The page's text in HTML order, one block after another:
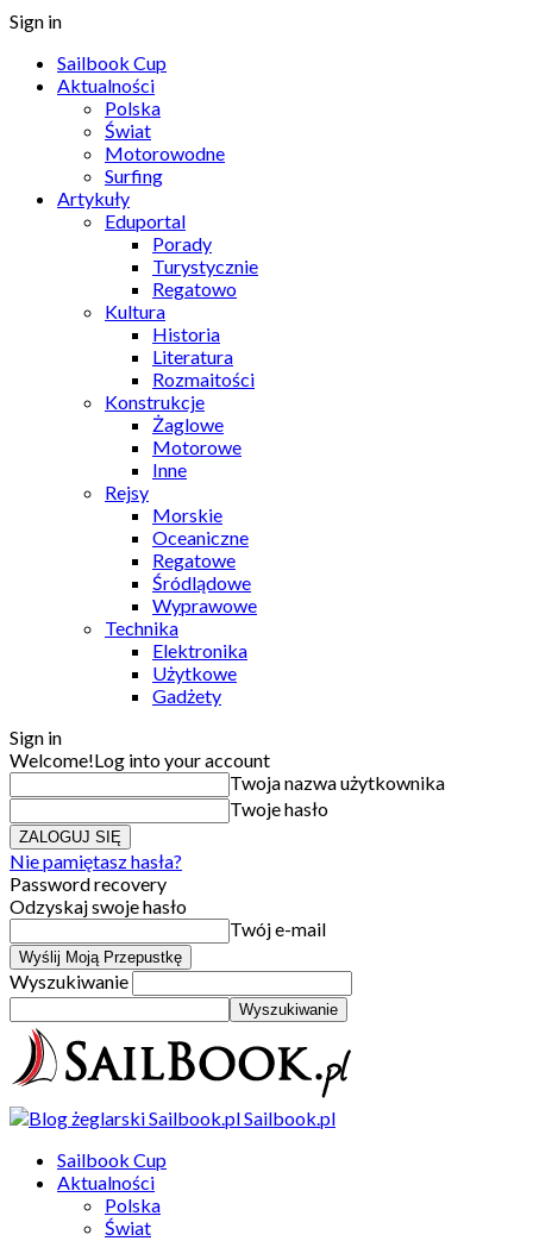
Sign in
Sailbook Cup
Aktualności
Polska
Świat
Motorowodne
Surfing
Artykuły
Eduportal
Porady
Turystycznie
Regatowo
Kultura
Historia
Literatura
Rozmaitości
Konstrukcje
Żaglowe
Motorowe
Inne
Rejsy
Morskie
Oceaniczne
Regatowe
Śródlądowe
Wyprawowe
Technika
Elektronika
Użytkowe
Gadżety
Sign in
Welcome!Log into your account
Twoja nazwa użytkownika
Twoje hasło
Nie pamiętasz hasła?
Password recovery
Odzyskaj swoje hasło
Twój e-mail
Wyszukiwanie
Sailbook.pl
Sailbook Cup
Aktualności
Polska
Świat